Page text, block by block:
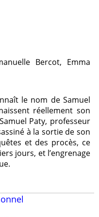
Bercot, Emma
le nom de Samuel
réellement son
Paty, professeur
à la sortie de son
et des procès, ce
jours, et l’engrenage